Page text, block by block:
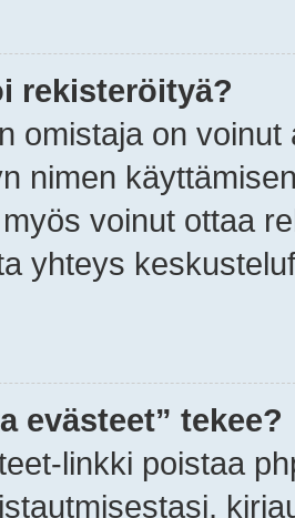
rekisteröityä?
omistaja on
nimen
voinut ottaa
yhteys
evästeet” tekee?
linkki poistaa